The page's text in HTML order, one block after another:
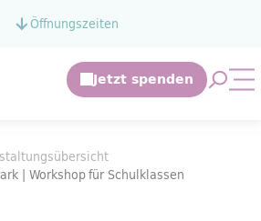
Öffnungszeiten
für Schulklassen
| Workshopfür Schulklassen